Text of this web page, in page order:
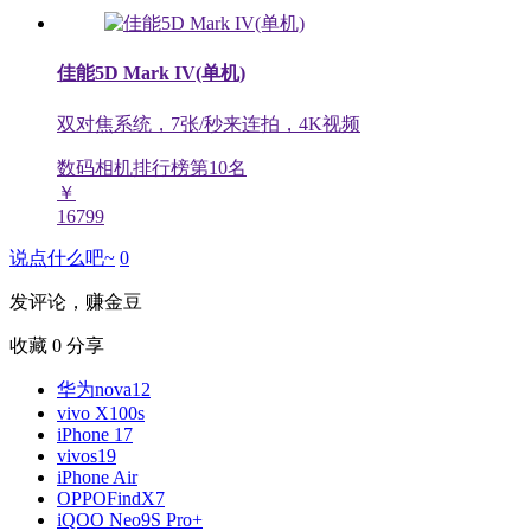
佳能5D Mark IV(单机)
双对焦系统，7张/秒来连拍，4K视频
数码相机排行榜第10名
￥
16799
说点什么吧~ 0
发评论，赚金豆
收藏 0 分享
华为nova12
vivo X100s
iPhone 17
vivos19
iPhone Air
OPPOFindX7
iQOO Neo9S Pro+